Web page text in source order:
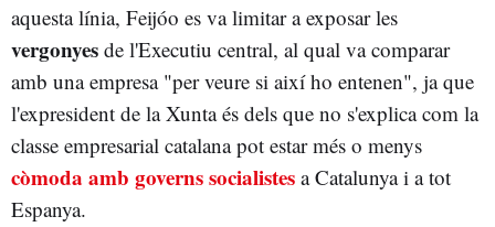
aquesta línia, Feijóo es va limitar a exposar les
vergonyes de l'Executiu central, al qual va comparar
amb una empresa "per veure si així ho entenen", ja que
l'expresident de la Xunta és dels que no s'explica com la
classe empresarial catalana pot estar més o menys
còmoda amb governs socialistes a Catalunya i a tot
Espanya.